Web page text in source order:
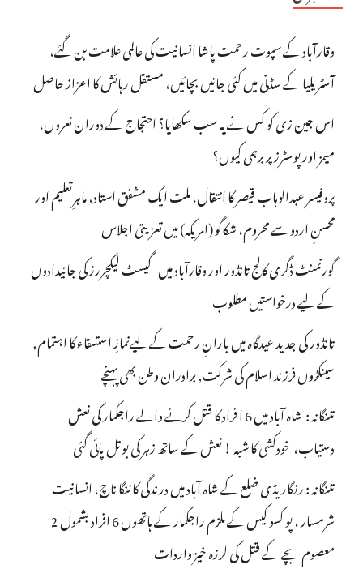
وقارآباد کے سپوت رحمت پاشا انسانیت کی عالمی علامت بن گئے،
آسٹریلیا کے سڈنی میں کئی جانیں بچائیں، مستقل رہائش کا اعزاز حاصل
اس جین زی کو کس نے یہ سب سکھایا؟ احتجاج کے دوران نعروں،
میمز اور پوسٹرز پر برہمی کیوں؟
پروفیسر عبدالوہاب قیصر کا انتقال، ملت ایک مشفق استاد، ماہرِتعلیم اور
محسنِ اردو سے محروم، شکاگو (امریکہ) میں تعزیتی اجلاس
گورنمنٹ ڈگری کالج تانڈور اور وقارآباد میں گیسٹ لیکچررز کی جائیدادوں
کے لیے درخواستیں مطلوب
تانڈور کی جدید عیدگاہ میں بارانِ رحمت کے لیےنمازِ استسقاء کا اہتمام,
سینکڑوں فرزند اسلام کی شرکت, برادران وطن بھی پہنچے
تلنگانہ : شاہ آباد میں 6 ا فراد کا قتل کرنے والے راجکمار کی نعش
دستیاب، خودکشی کا شبہ ! نعش کے ساتھ زہر کی بوتل پائی گئی
تلنگانہ : رنگاریڈی ضلع کے شاہ آباد میں درندگی کا ننگا ناچ، انسانیت
شرمسار ، پو کسو کیس کے ملزم راجکمار کے ہاتھوں 6 افراد بشمول 2
معصوم بچے کے قتل کی لرزہ خیز واردات